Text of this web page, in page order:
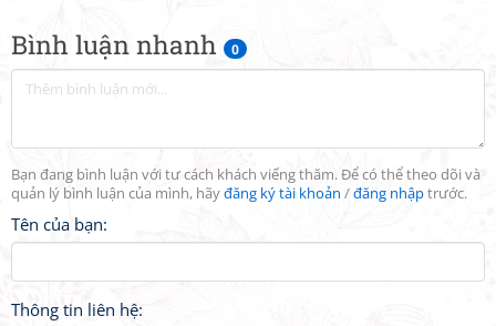
Bình luận nhanh 0
Bạn đang bình luận với tư cách khách viếng thăm. Để có thể theo dõi và
quản lý bình luận của mình, hãyđăng ký tài khoản /đăng nhậptrước.
Tên của bạn:
Thông tin liên hệ: